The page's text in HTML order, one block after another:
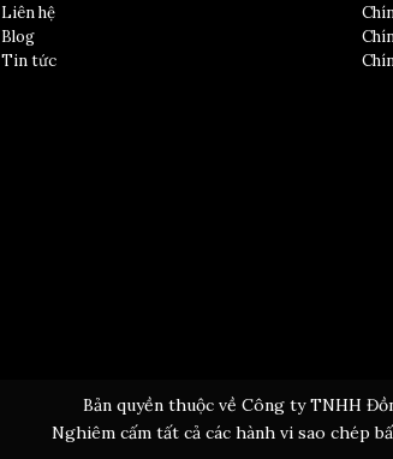
Liên hệ
Blog
Tin tức
Bản quyền thuộc về Công ty TNHH
Nghiêm cấm tất cả các hành vi sao chép